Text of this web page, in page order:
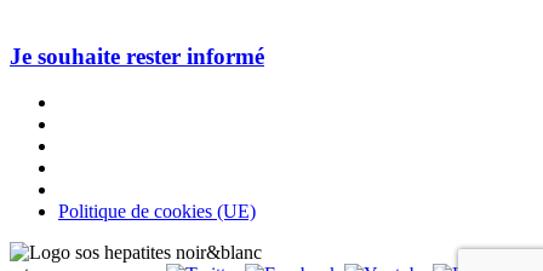
Je souhaite rester informé
Politique de cookies (UE)